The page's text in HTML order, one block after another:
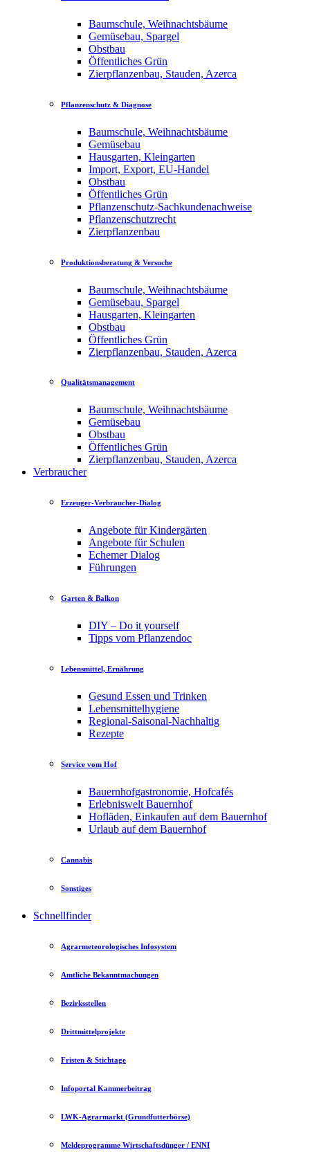
Baumschule, Weihnachtsbäume
Gemüsebau, Spargel
Obstbau
Öffentliches Grün
Zierpflanzenbau, Stauden, Azerca
Pflanzenschutz & Diagnose
Baumschule, Weihnachtsbäume
Gemüsebau
Hausgarten, Kleingarten
Import, Export, EU-Handel
Obstbau
Öffentliches Grün
Pflanzenschutz-Sachkundenachweise
Pflanzenschutzrecht
Zierpflanzenbau
Produktionsberatung & Versuche
Baumschule, Weihnachtsbäume
Gemüsebau, Spargel
Hausgarten, Kleingarten
Obstbau
Öffentliches Grün
Zierpflanzenbau, Stauden, Azerca
Qualitätsmanagement
Baumschule, Weihnachtsbäume
Gemüsebau
Obstbau
Öffentliches Grün
Zierpflanzenbau, Stauden, Azerca
Verbraucher
Erzeuger-Verbraucher-Dialog
Angebote für Kindergärten
Angebote für Schulen
Echemer Dialog
Führungen
Garten & Balkon
DIY – Do it yourself
Tipps vom Pflanzendoc
Lebensmittel, Ernährung
Gesund Essen und Trinken
Lebensmittelhygiene
Regional-Saisonal-Nachhaltig
Rezepte
Service vom Hof
Bauernhofgastronomie, Hofcafés
Erlebniswelt Bauernhof
Hofläden, Einkaufen auf dem Bauernhof
Urlaub auf dem Bauernhof
Cannabis
Sonstiges
Schnellfinder
Agrarmeteorologisches Infosystem
Amtliche Bekanntmachungen
Bezirksstellen
Drittmittelprojekte
Fristen & Stichtage
Infoportal Kammerbeitrag
LWK-Agrarmarkt (Grundfutterbörse)
Meldeprogramme Wirtschaftsdünger / ENNI